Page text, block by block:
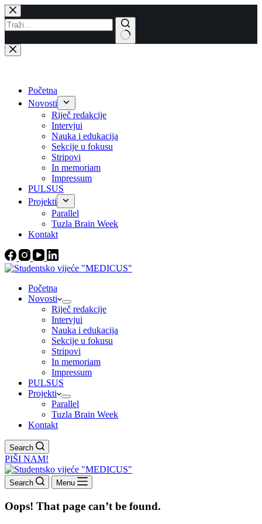
Skip
to
content
No
results
Početna
Novosti
Riječ redakcije
Intervjui
Nauka i edukacija
Sekcije u fokusu
Stripovi
In memoriam
Impressum
PULSUS
Projekti
Parallel
Tuzla Brain Week
Kontakt
Početna
Novosti
Riječ redakcije
Intervjui
Nauka i edukacija
Sekcije u fokusu
Stripovi
In memoriam
Impressum
PULSUS
Projekti
Parallel
Tuzla Brain Week
Kontakt
Search
PIŠI NAM!
Search Menu
Oops! That page can’t be found.